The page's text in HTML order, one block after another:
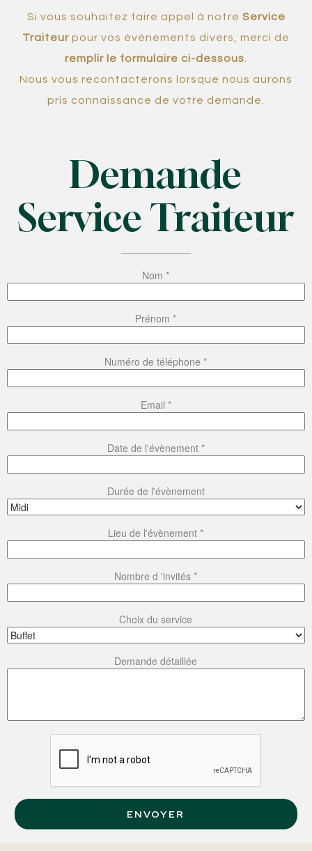
Si vous souhaitez faire appel à notre Service
Traiteur pour vos évènements divers, merci de
remplir le formulaire ci-dessous.
Nous vous recontacterons lorsque nous aurons
pris connaissance de votre demande.
Demande
Service Traiteur
Nom *
Prénom *
Numéro de téléphone *
Email *
Date de l'évènement *
Durée de l'évènement
Lieu de l'évènement *
Nombre d 'invités *
Choix du service
Demande détaillée
ENVOYER